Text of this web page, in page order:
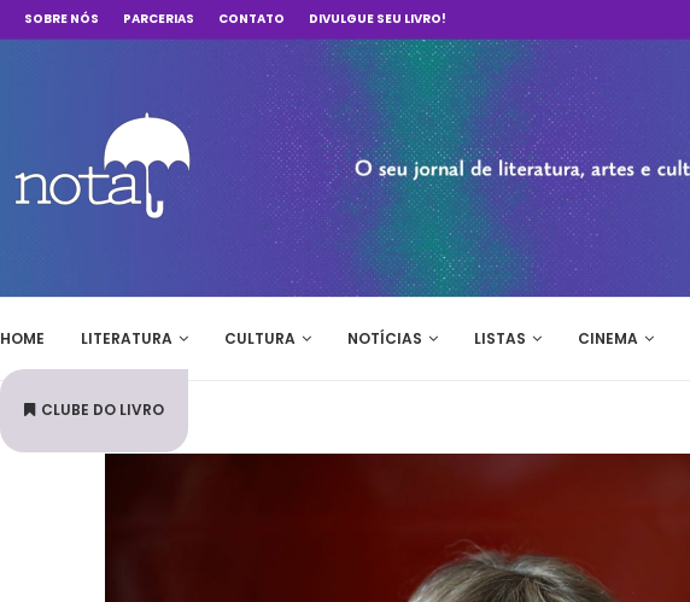
SOBRE NÓS PARCERIAS CONTATO DIVULGUE SEU LIVRO!
HOME LITERATURA CULTURA NOTÍCIAS LISTAS CINEMA
CLUBE DO LIVRO